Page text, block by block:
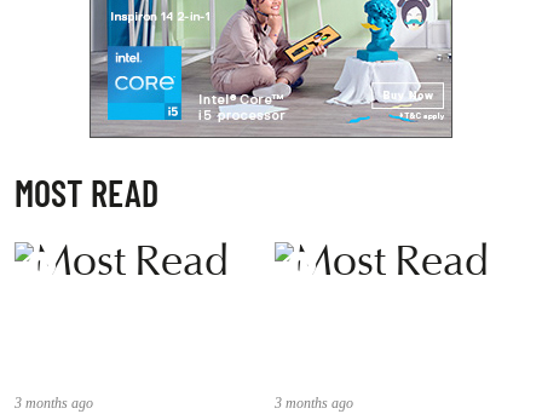
MOST READ
3 months ago 3 months ago